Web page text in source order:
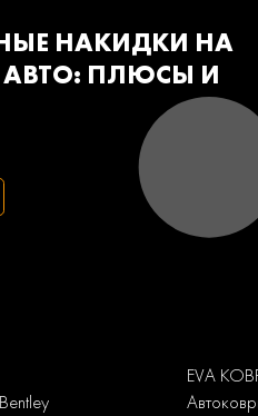
НАКИДКИ НА
АВТО: ПЛЮСЫ И
EVA